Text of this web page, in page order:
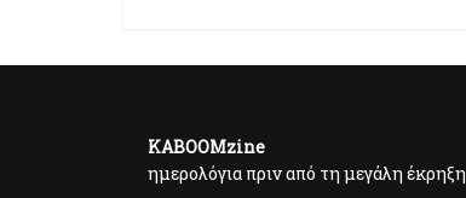
KABOOMzine
ημερολόγια πριν από τη μεγάλη έκρηξη